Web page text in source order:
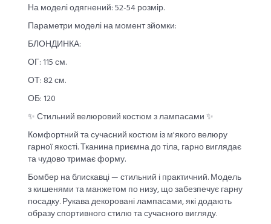
На моделі одягнений: 52-54 розмір.
Параметри моделі на момент зйомки:
БЛОНДИНКА:
ОГ: 115 см.
ОТ: 82 см.
ОБ: 120
✨ Стильний велюровий костюм з лампасами ✨
Комфортний та сучасний костюм із м'якого велюру
гарної якості. Тканина приємна до тіла, гарно виглядає
та чудово тримає форму.
Бомбер на блискавці — стильний і практичний. Модель
з кишенями та манжетом по низу, що забезпечує гарну
посадку. Рукава декоровані лампасами, які додають
образу спортивного стилю та сучасного вигляду.